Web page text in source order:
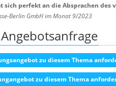
sich perfekt an die Absprachen
Berlin GmbH im Monat 9/2023
zu diesem Thema
zu diesem Thema